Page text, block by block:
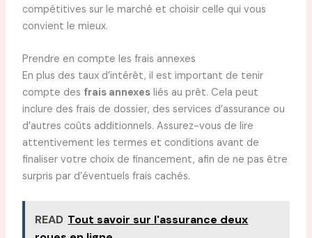
compétitives sur le marché et choisir celle qui vous
convient le mieux.
Prendre en compte les frais annexes
En plus des taux d’intérêt, il est important de tenir
compte des frais annexesliés au prêt. Cela peut
inclure des frais de dossier, des services d’assurance ou
d’autres coûts additionnels. Assurez-vous de lire
attentivement les termes et conditions avant de
finaliser votre choix de financement, afin de ne pas être
surpris par d’éventuels frais cachés.
READ Tout savoir sur l'assurance deux